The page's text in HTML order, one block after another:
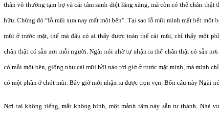
thân vô thường tạm bợ và cái tâm sanh diệt lăng xăng, mà còn có thể chân thật
hữu. Chừng đó “lỗ mũi xưa nay mất một bên”. Tại sao lỗ mũi mình mất hết một
mũi ở trước mặt, thế mà đâu có ai thấy được toàn thể cái mũi, chỉ thấy một
chân thật có sẵn nơi mỗi người. Ngài nói nhờ tự nhận ra thể chân thật có sẵn
có mỗi một bên, giống như cái mũi hồi nào tới giờ ở trước mặt mình, mà mình
có một phần ở chót mũi. Bây giờ mới nhận ra được trọn vẹn. Bốn câu này Ngài
Nơi tai không tiếng, mắt không hình, một mảnh tâm này sẵn tự thành. Nhà